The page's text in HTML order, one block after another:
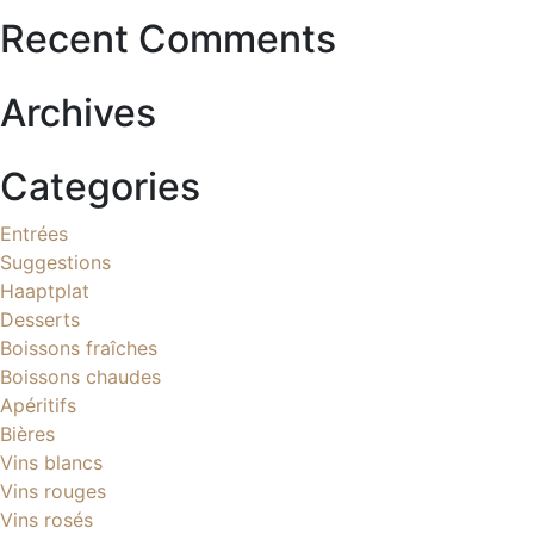
Recent Comments
Archives
Categories
Entrées
Suggestions
Haaptplat
Desserts
Boissons fraîches
Boissons chaudes
Apéritifs
Bières
Vins blancs
Vins rouges
Vins rosés